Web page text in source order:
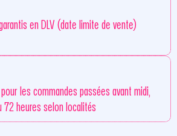
en DLV (date limite de vente)
les commandes passées avant midi,
72 heures selon localités